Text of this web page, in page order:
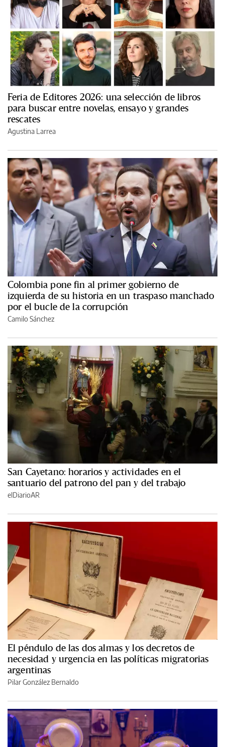
Feria de Editores 2026: una selección de libros
para buscar entre novelas, ensayo y grandes
rescates
Agustina Larrea
Colombia pone fin al primer gobierno de
izquierda de su historia en un traspaso manchado
por el bucle de la corrupción
Camilo Sánchez
San Cayetano: horarios y actividades en el
santuario del patrono del pan y del trabajo
elDiarioAR
El péndulo de las dos almas y los decretos de
necesidad y urgencia en las políticas migratorias
argentinas
Pilar González Bernaldo